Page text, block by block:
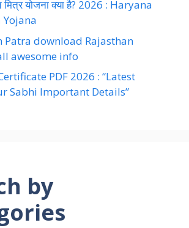
मित्र योजना क्या है? 2026 : Haryana
Patra download Rajasthan
awesome info
PDF 2026 : “Latest
Sabhi Important Details”
by